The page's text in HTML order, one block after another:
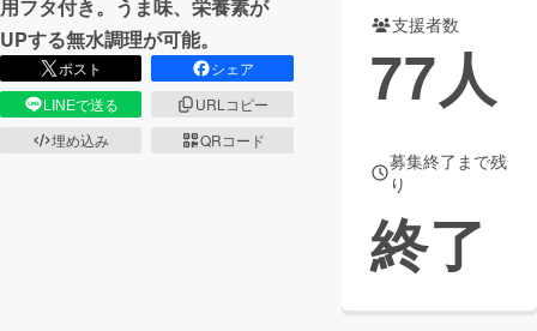
用フタ付き。うま味、栄養素が
UPする無水調理が可能。
ポスト
シェア
LINEで送る
URLコピー
埋め込み
QRコード
支援者数
77人
募集終了まで残
り
終了